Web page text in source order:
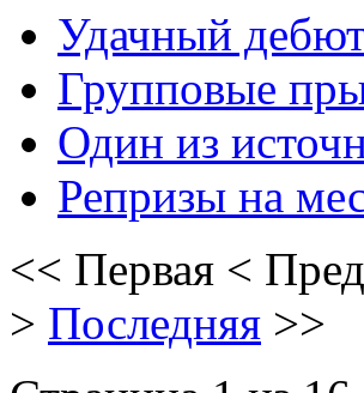
Удачный
Групповые
Один из
Репризы на
<< Первая <
> Последняя >>